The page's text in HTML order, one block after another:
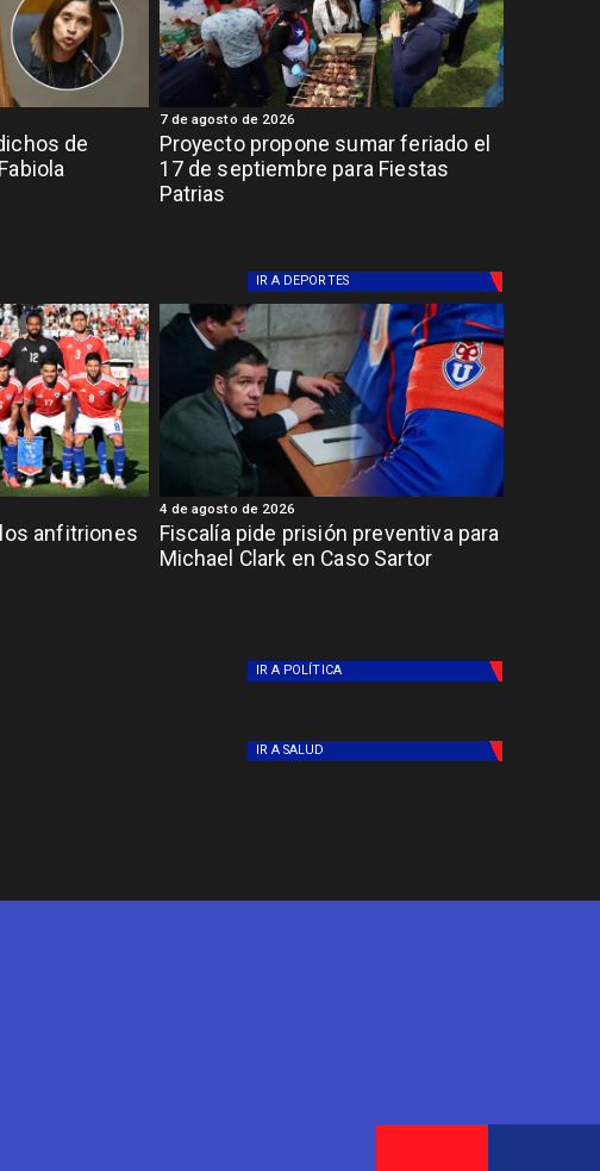
de
Proyecto propone sumar feriado el
17 de septiembre para Fiestas
Patrias
7 de agosto de 2026
IR A DEPORTES
anfitriones
Fiscalía pide prisión preventiva para
Michael Clark en Caso Sartor
4 de agosto de 2026
IR A POLÍTICA
IR A SALUD